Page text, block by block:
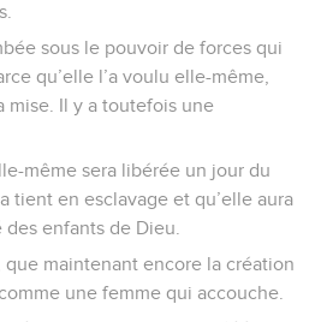
sous le pouvoir de forces qui
qu’elle l’a voulu elle-même,
mise. Il y a toutefois une
même sera libérée un jour du
tient en esclavage et qu’elle aura
enfants de Dieu.
que maintenant encore la création
une femme qui accouche.